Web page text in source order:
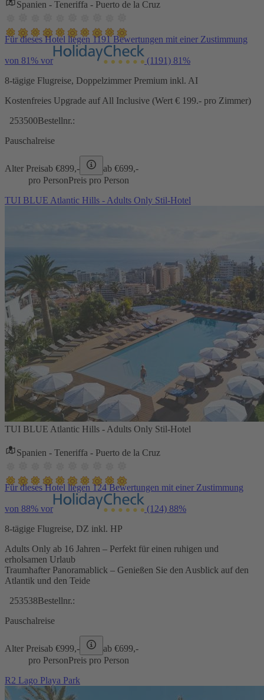
Spanien - Teneriffa - Puerto de la Cruz
Für dieses Hotel liegen 1191 Bewertungen mit einer Zustimmung
von 81% vor (1191) 81%
8-tägige Flugreise, Doppelzimmer Premium inkl. AI
Kostenfreies Upgrade auf All Inclusive (Wert € 199.- pro Zimmer)
253500Bestellnr.:
Pauschalreise
Alter Preisab €899,- ab €699,-
pro PersonPreis pro Person
TUI BLUE Atlantic Hills - Adults Only Stil-Hotel
TUI BLUE Atlantic Hills - Adults Only Stil-Hotel
Spanien - Teneriffa - Puerto de la Cruz
Für dieses Hotel liegen 124 Bewertungen mit einer Zustimmung
von 88% vor (124) 88%
8-tägige Flugreise, DZ inkl. HP
Adults Only ab 16 Jahren – Perfekt für einen ruhigen und
erholsamen Urlaub
Traumhafter Panoramablick – Genießen Sie den Ausblick auf den
Atlantik und den Teide
253538Bestellnr.:
Pauschalreise
Alter Preisab €999,- ab €699,-
pro PersonPreis pro Person
R2 Lago Playa Park